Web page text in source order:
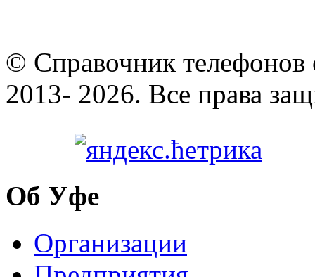
© Cправочник телефонов
2013- 2026. Все права
Об Уфе
Организации